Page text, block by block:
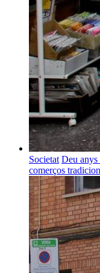
Societat Deu anys
comerços